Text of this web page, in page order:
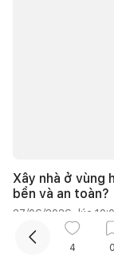
Xây nhà ở vùng
bền và an toàn?
27/06/2026, lúc
Cẩm Vân
4 0